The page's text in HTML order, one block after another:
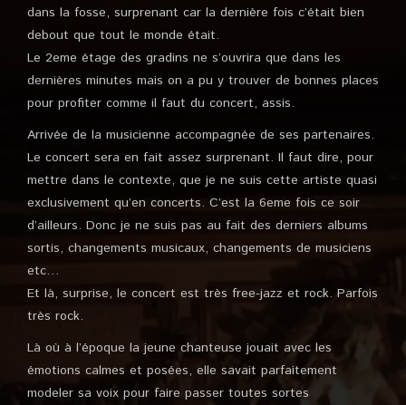
dans la fosse, surprenant car la dernière fois c’était bien
debout que tout le monde était.
Le 2eme étage des gradins ne s’ouvrira que dans les
dernières minutes mais on a pu y trouver de bonnes places
pour profiter comme il faut du concert, assis.
Arrivée de la musicienne accompagnée de ses partenaires.
Le concert sera en fait assez surprenant. Il faut dire, pour
mettre dans le contexte, que je ne suis cette artiste quasi
exclusivement qu’en concerts. C’est la 6eme fois ce soir
d’ailleurs. Donc je ne suis pas au fait des derniers albums
sortis, changements musicaux, changements de musiciens
etc…
Et là, surprise, le concert est très free-jazz et rock. Parfois
très rock.
Là où à l’époque la jeune chanteuse jouait avec les
émotions calmes et posées, elle savait parfaitement
modeler sa voix pour faire passer toutes sortes